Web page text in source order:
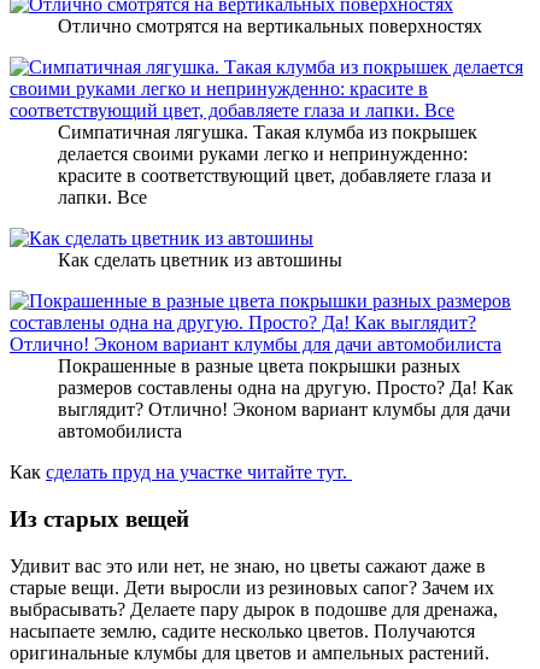
Отлично смотрятся на вертикальных поверхностях
Симпатичная лягушка. Такая клумба из покрышек
делается своими руками легко и непринужденно:
красите в соответствующий цвет, добавляете глаза и
лапки. Все
Как сделать цветник из автошины
Покрашенные в разные цвета покрышки разных
размеров составлены одна на другую. Просто? Да! Как
выглядит? Отлично! Эконом вариант клумбы для дачи
автомобилиста
Как сделать пруд на участке читайте тут.
Из старых вещей
Удивит вас это или нет, не знаю, но цветы сажают даже в
старые вещи. Дети выросли из резиновых сапог? Зачем их
выбрасывать? Делаете пару дырок в подошве для дренажа,
насыпаете землю, садите несколько цветов. Получаются
оригинальные клумбы для цветов и ампельных растений.